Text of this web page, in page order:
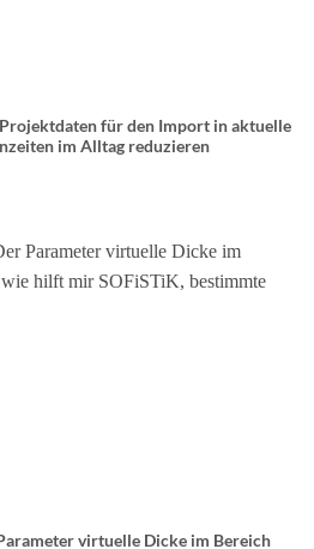
für den Import in aktuelle
im Alltag reduzieren
virtuelle Dicke im Bereich